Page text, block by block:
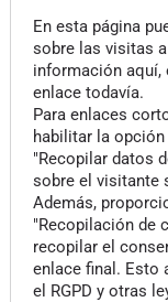
En esta página
sobre las visitas
información aquí,
enlace todavía.
Para enlaces
habilitar la
"Recopilar datos
sobre el visitante
Además,
"Recopilación de
recopilar el
enlace final. Esto
el RGPD y otras